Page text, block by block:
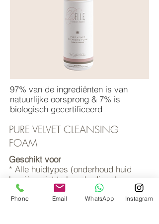
97% van de ingrediënten is van
natuurlijke oorsprong & 7% is
biologisch gecertificeerd
PURE VELVET CLEANSING
FOAM
Geschikt voor
* Alle huidtypes (onderhoud huid
barrière niet te beschadigen)
Star Ingredients
Phone Email WhatsApp Instagram